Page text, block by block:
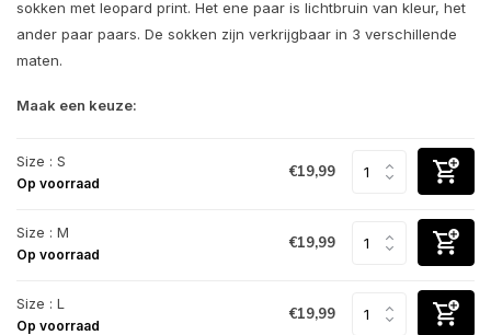
sokken met leopard print. Het ene paar is lichtbruin van kleur, het
ander paar paars. De sokken zijn verkrijgbaar in 3 verschillende
maten.
Maak een keuze:
Size : S
Op voorraad
€19,99
Size : M
Op voorraad
€19,99
Size : L
Op voorraad
€19,99